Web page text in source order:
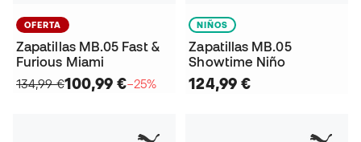
OFERTA
Zapatillas MB.05 Fast &
Furious Miami
134,99 €100,99 €−25%
NIÑOS
Zapatillas MB.05
Showtime Niño
124,99 €